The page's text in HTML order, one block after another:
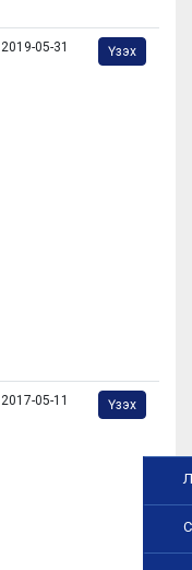
2019-05-31 Үзэх
2017-05-11 Үзэх